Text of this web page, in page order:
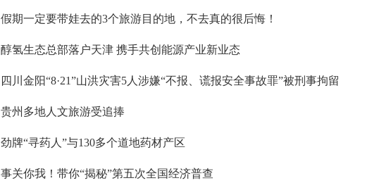
假期一定要带娃去的3个旅游目的地，不去真的很后悔！
醇氢生态总部落户天津 携手共创能源产业新业态
四川金阳“8·21”山洪灾害5人涉嫌“不报、谎报安全事故罪”被刑事拘留
贵州多地人文旅游受追捧
​劲牌“寻药人”与130多个道地药材产区
事关你我！带你“揭秘”第五次全国经济普查